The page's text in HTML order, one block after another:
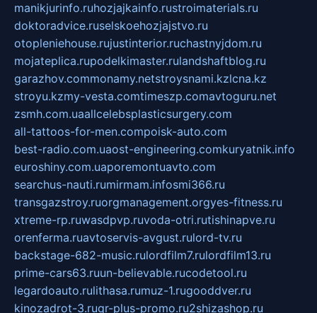
manikjurinfo.ruhozjajkainfo.rustroimaterials.ru
doktoradvice.ruselskoehozjajstvo.ru
otopleniehouse.rujustinterior.ruchastnyjdom.ru
mojateplica.rupodelkimaster.rulandshaftblog.ru
garazhov.commonamy.netstroysnami.kzlcna.kz
stroyu.kzmy-vesta.comtimeszp.comavtoguru.net
zsmh.com.uaallcelebsplasticsurgery.com
all-tattoos-for-men.compoisk-auto.com
best-radio.com.uaost-engineering.comkuryatnik.info
euroshiny.com.uaporemontuavto.com
searchus-nauti.rumirmam.infosmi366.ru
transgazstroy.ruorgmanagement.orgyes-fitness.ru
xtreme-rp.ruwasdpvp.ruvoda-otri.rutishinapve.ru
orenferma.ruavtoservis-avgust.rulord-tv.ru
backstage-682-music.rulordfilm7.rulordfilm13.ru
prime-cars63.ruun-believable.rucodetool.ru
legardoauto.rulithasa.rumuz-1.rugooddver.ru
kinozadrot-3.ruqr-plus-promo.ru2shizashop.ru